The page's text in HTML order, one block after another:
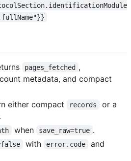
pages_fetched ,
metadata, and compact
either compact
records
or a
.
when save_raw=true .
with error.code and